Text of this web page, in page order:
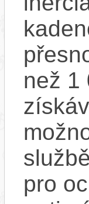
než 1
pro